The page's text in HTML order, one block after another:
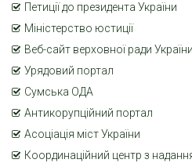
Петиції до президента України
Міністерство юстиції
Веб-сайт верховної ради України
Урядовий портал
Сумська ОДА
Антикорупційний портал
Асоціація міст України
Координаційний центр з